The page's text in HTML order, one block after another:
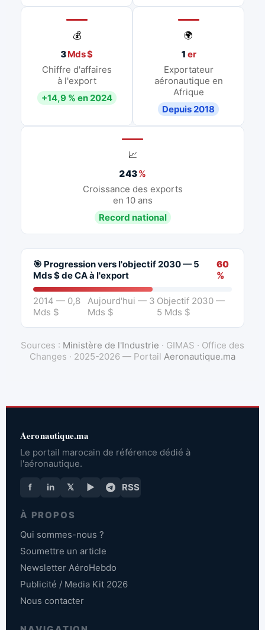
💰
3Mds $
Chiffre d'affaires
à l'export
+14,9 % en 2024
🌍
1 er
Exportateur
aéronautique en
Afrique
Depuis 2018
📈
243%
Croissance des exports
en 10 ans
Record national
🎯 Progression vers l'objectif 2030 — 5
Mds $ de CA à l'export
60
%
2014 — 0,8
Mds $
Aujourd'hui — 3
Mds $
Objectif 2030 —
5 Mds $
Sources : Ministère de l'Industrie · GIMAS · Office des
Changes · 2025-2026 — Portail Aeronautique.ma
Aeronautique.ma
Le portail marocain de référence dédié à
l'aéronautique.
f in 𝕏 ▶ RSS
À PROPOS
Qui sommes-nous ?
Soumettre un article
Newsletter AéroHebdo
Publicité / Media Kit 2026
Nous contacter